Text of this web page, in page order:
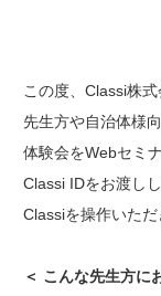
この度、Classi株
先生方や自治体様
体験会をWebセミ
Classi IDをお渡し
Classiを操作いただ
＜ こんな先生方に